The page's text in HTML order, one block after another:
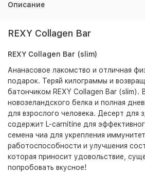
Описание
REXY Collagen Bar
REXY Collagen Bar (slim)
Ананасовое лакомство и отличная
подарок. Теряй килограммы и
батончиком REXY Collagen Bar (slim).
новозеландского белка и полная
для взрослого человека. Десерт для
содержит L-carnitine для
семена чиа для укрепления
работоспособности и улучшения
которая приносит удовольствие,
попробовать вкусное!